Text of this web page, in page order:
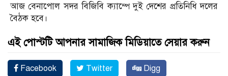
আজ বেনাপোল সদর বিজিবি ক্যাম্পে দুই দেশের প্রতিনিধি দলের
বৈঠক হবে।
এই পোস্টটি আপনার সামাজিক মিডিয়াতে সেয়ার করুন
Facebook Twitter Digg